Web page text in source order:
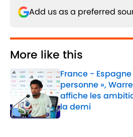
Add us as a preferred
More like this
France -
personne »,
affiche les
la demi
Published by on